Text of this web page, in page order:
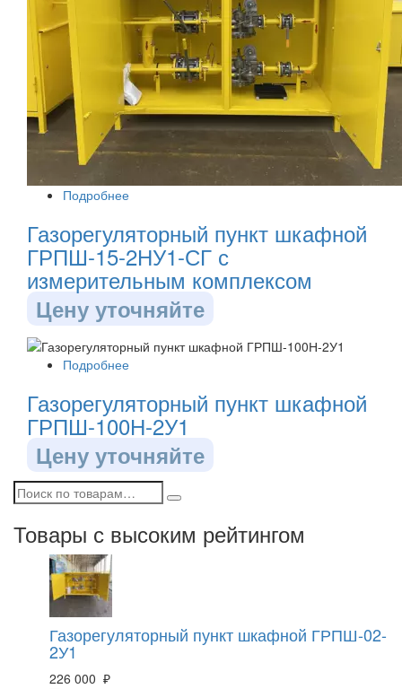
Подробнее
Газорегуляторный пункт шкафной
ГРПШ-15-2НУ1-СГ с
измерительным комплексом
Цену уточняйте
Подробнее
Газорегуляторный пункт шкафной
ГРПШ-100Н-2У1
Цену уточняйте
Товары с высоким рейтингом
Газорегуляторный пункт шкафной ГРПШ-02-
2У1
226 000 ₽